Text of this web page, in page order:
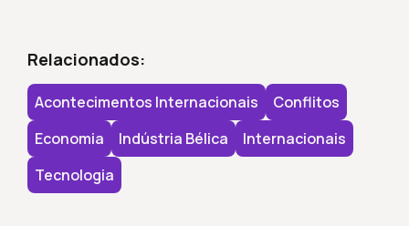
Relacionados:
Acontecimentos Internacionais
Conflitos
Economia
Indústria Bélica
Internacionais
Tecnologia